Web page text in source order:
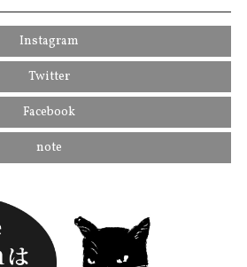
Instagram
Twitter
Facebook
note